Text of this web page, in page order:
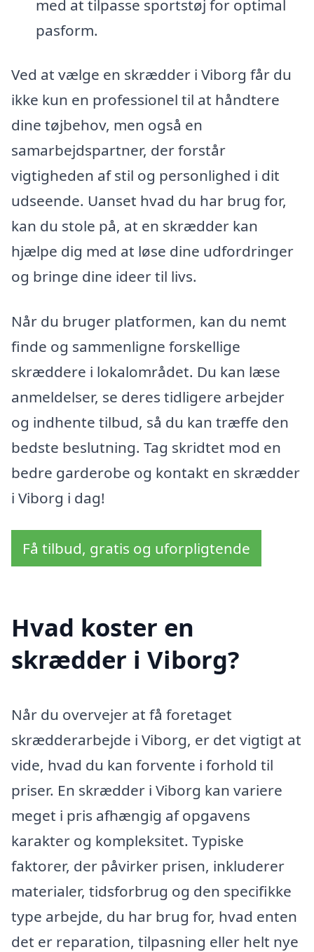
med at tilpasse sportstøj for optimal
pasform.
Ved at vælge en skrædder i Viborg får du
ikke kun en professionel til at håndtere
dine tøjbehov, men også en
samarbejdspartner, der forstår
vigtigheden af stil og personlighed i dit
udseende. Uanset hvad du har brug for,
kan du stole på, at en skrædder kan
hjælpe dig med at løse dine udfordringer
og bringe dine ideer til livs.
Når du bruger platformen, kan du nemt
finde og sammenligne forskellige
skræddere i lokalområdet. Du kan læse
anmeldelser, se deres tidligere arbejder
og indhente tilbud, så du kan træffe den
bedste beslutning. Tag skridtet mod en
bedre garderobe og kontakt en skrædder
i Viborg i dag!
Få tilbud, gratis og uforpligtende
Hvad koster en
skrædder i Viborg?
Når du overvejer at få foretaget
skrædderarbejde i Viborg, er det vigtigt at
vide, hvad du kan forvente i forhold til
priser. En skrædder i Viborg kan variere
meget i pris afhængig af opgavens
karakter og kompleksitet. Typiske
faktorer, der påvirker prisen, inkluderer
materialer, tidsforbrug og den specifikke
type arbejde, du har brug for, hvad enten
det er reparation, tilpasning eller helt nye